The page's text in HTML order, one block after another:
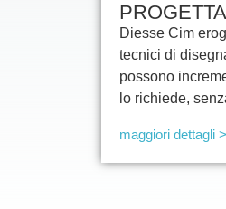
Diesse Cim
tecnici di
possono
lo richiede,
maggiori dettagli